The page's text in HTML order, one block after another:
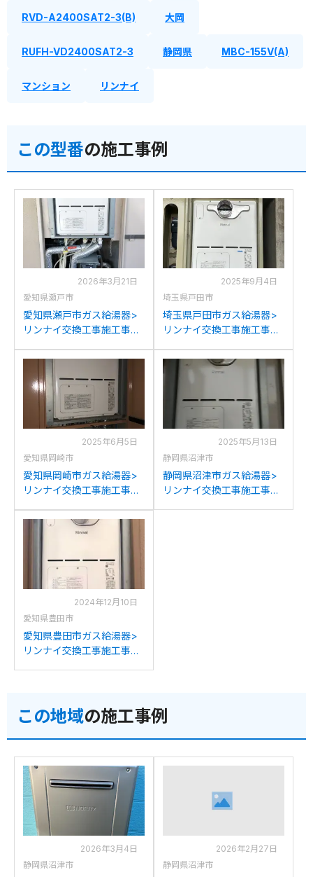
RVD-A2400SAT2-3(B) 大岡
RUFH-VD2400SAT2-3 静岡県 MBC-155V(A)
マンション リンナイ
この型番の施工事例
2026年3月21日
愛知県瀬戸市
愛知県瀬戸市ガス給湯器>
リンナイ交換工事施工事
VD2400SAT2-3からリンナ
イRVD-A2400SAT2-3(B)
への交換
2025年9月4日
埼玉県戸田市
埼玉県戸田市ガス給湯器>
リンナイ交換工事施工事
VD2400SAT2-3からリンナ
イRVD-A2400SAT2-3(B)
への交換
2025年6月5日
愛知県岡崎市
愛知県岡崎市ガス給湯器>
リンナイ交換工事施工事
VD2401SAT2-3からリンナ
イRVD-A2400SAT2-3(B)
2025年5月13日
静岡県沼津市
静岡県沼津市ガス給湯器>
リンナイ交換工事施工事
2024年12月10日
愛知県豊田市
愛知県豊田市ガス給湯器>
リンナイ交換工事施工事
への交換
この地域の施工事例
2026年3月4日
静岡県沼津市
2026年2月27日
静岡県沼津市